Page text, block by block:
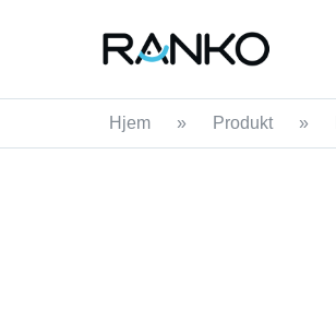
Hjem » Produkt »